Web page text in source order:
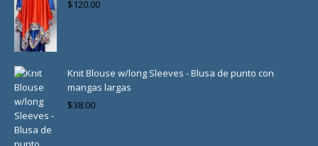
$120.00
Knit Blouse w/long Sleeves - Blusa de punto con
mangas largas
$38.00